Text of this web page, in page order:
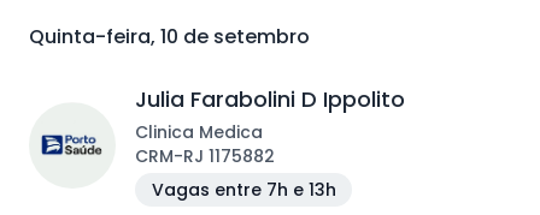
Quinta-feira, 10 de setembro
Julia Farabolini D Ippolito
Clinica Medica
CRM-RJ 1175882
Vagas entre 7h e 13h